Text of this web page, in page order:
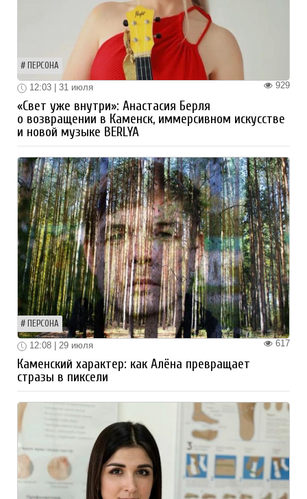
ПЕРСОНА
929
12:03 | 31 июля
«Свет уже внутри»: Анастасия Берля
о возвращении в Каменск, иммерсивном искусстве
и новой музыке BERLYA
ПЕРСОНА
617
12:08 | 29 июля
Каменский характер: как Алёна превращает
стразы в пиксели